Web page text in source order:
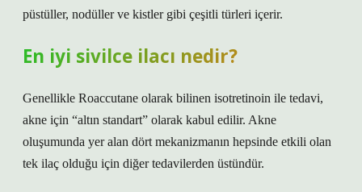
püstüller, nodüller ve kistler gibi çeşitli türleri içerir.
En iyi sivilce ilacı nedir?
Genellikle Roaccutane olarak bilinen isotretinoin ile tedavi,
akne için “altın standart” olarak kabul edilir. Akne
oluşumunda yer alan dört mekanizmanın hepsinde etkili olan
tek ilaç olduğu için diğer tedavilerden üstündür.